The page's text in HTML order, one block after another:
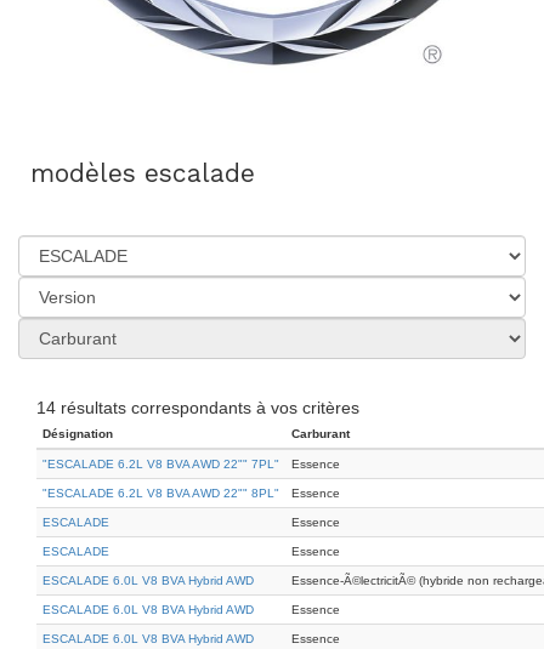
modèles escalade
14 résultats correspondants à vos critères
Désignation Carburant
"ESCALADE 6.2L V8 BVA AWD 22"" 7PL" Essence
"ESCALADE 6.2L V8 BVA AWD 22"" 8PL" Essence
ESCALADE Essence
ESCALADE Essence
ESCALADE 6.0L V8 BVA Hybrid AWD Essence-Ã©lectricitÃ© (hybride non
ESCALADE 6.0L V8 BVA Hybrid AWD Essence
ESCALADE 6.0L V8 BVA Hybrid AWD Essence